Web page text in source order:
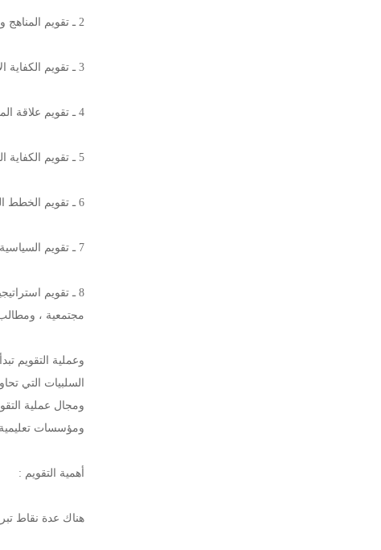
2 ـ تقويم المناهج وما يتصل بها من مجتمع مدرسي ، وطرق ووسائل تعليمية ، وكتب دراسية .
3 ـ تقويم الكفاية الإدارية ، وما يرتبط بها من تشريعات تربوية .
4 ـ تقويم علاقة المدرس بالمجتمع المحيط به .
5 ـ تقويم الكفاية الخارجية للتعليم ، وخاصة العلاقات التي تربط التعليم بالعمل .
6 ـ تقويم الخطط التربوية ، وما يتبعها من برامج ومشروعات .
7 ـ تقويم السياسية التعليمية .
8 ـ تقويم
مجتمعية ،
وعملية التقويم
السلبيات التي
ومجال عملية
ومؤسسات تعليمية
أهمية التقويم :
هناك عدة نقاط